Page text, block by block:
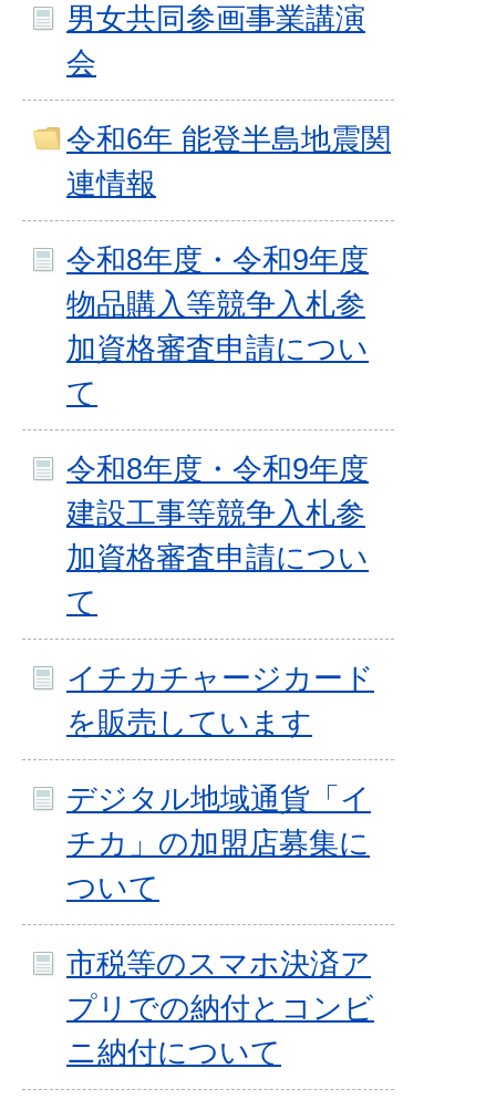
男女共同参画事業講演
会
令和6年 能登半島地震関
連情報
令和8年度・令和9年度
物品購入等競争入札参
加資格審査申請につい
て
令和8年度・令和9年度
建設工事等競争入札参
加資格審査申請につい
て
イチカチャージカード
を販売しています
デジタル地域通貨「イ
チカ」の加盟店募集に
ついて
市税等のスマホ決済ア
プリでの納付とコンビ
ニ納付について